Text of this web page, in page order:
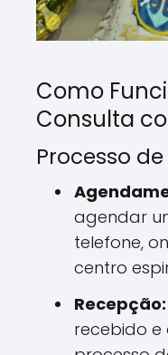
Como
Consulta
Processo
agendar
telefone,
centro
Recepção:
recebido e